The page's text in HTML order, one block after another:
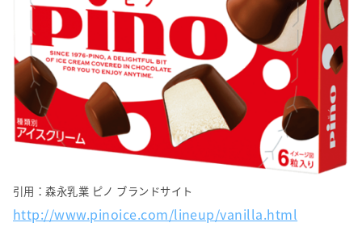
引用：森永乳業 ピノ ブランドサイト
http://www.pinoice.com/lineup/vanilla.html